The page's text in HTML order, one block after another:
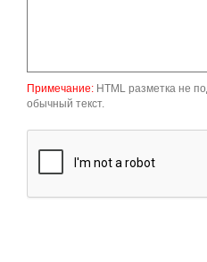
Примечание: HTML разметка не
обычный текст.